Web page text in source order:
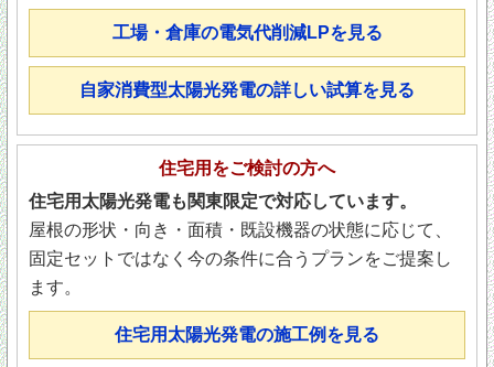
工場・倉庫の電気代削減LPを見る
自家消費型太陽光発電の詳しい試算を見る
住宅用をご検討の方へ
住宅用太陽光発電も関東限定で対応しています。
屋根の形状・向き・面積・既設機器の状態に応じて、
固定セットではなく今の条件に合うプランをご提案し
ます。
住宅用太陽光発電の施工例を見る